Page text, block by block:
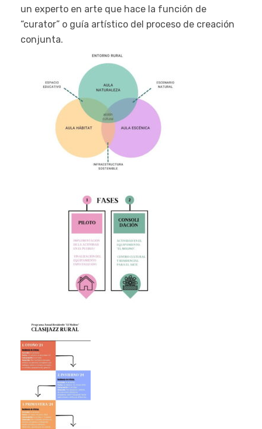
un experto en arte que hace la función de
“curator” o guía artístico del proceso de creación
conjunta.